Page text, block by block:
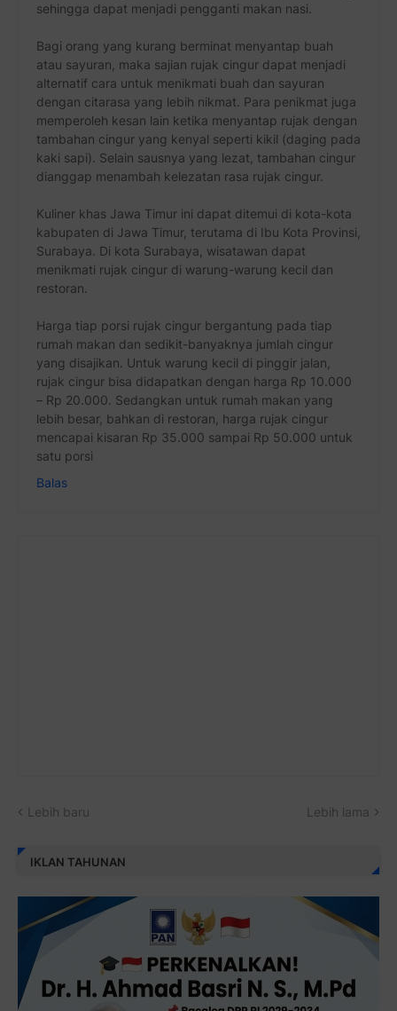
sehingga dapat menjadi pengganti makan nasi.
Bagi orang yang kurang berminat menyantap buah
atau sayuran, maka sajian rujak cingur dapat menjadi
alternatif cara untuk menikmati buah dan sayuran
dengan citarasa yang lebih nikmat. Para penikmat juga
memperoleh kesan lain ketika menyantap rujak dengan
tambahan cingur yang kenyal seperti kikil (daging pada
kaki sapi). Selain sausnya yang lezat, tambahan cingur
dianggap menambah kelezatan rasa rujak cingur.
Kuliner khas Jawa Timur ini dapat ditemui di kota-kota
kabupaten di Jawa Timur, terutama di Ibu Kota Provinsi,
Surabaya. Di kota Surabaya, wisatawan dapat
menikmati rujak cingur di warung-warung kecil dan
restoran.
Harga tiap porsi rujak cingur bergantung pada tiap
rumah makan dan sedikit-banyaknya jumlah cingur
yang disajikan. Untuk warung kecil di pinggir jalan,
rujak cingur bisa didapatkan dengan harga Rp 10.000
– Rp 20.000. Sedangkan untuk rumah makan yang
lebih besar, bahkan di restoran, harga rujak cingur
mencapai kisaran Rp 35.000 sampai Rp 50.000 untuk
satu porsi
Balas
Lebih baru Lebih lama
IKLAN TAHUNAN